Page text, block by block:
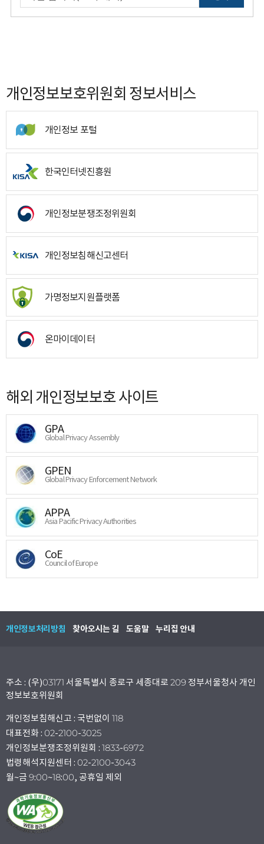
개인정보보호위원회 정보서비스
개인정보 포털
한국인터넷진흥원
개인정보분쟁조정위원회
개인정보침해신고센터
가명정보지원플랫폼
온마이데이터
해외 개인정보보호 사이트
GPA
Global Privacy Assembly
GPEN
Global Privacy Enforcement Network
APPA
Asia Pacific Privacy Authorities
CoE
Council of Europe
개인정보처리방침 찾아오시는 길 도움말 누리집 안내
주소 : (우)03171 서울특별시 종로구 세종대로 209 정부서울청사 개인
정보보호위원회
개인정보침해신고 : 국번없이 118
대표전화 : 02-2100-3025
개인정보분쟁조정위원회 : 1833-6972
법령해석지원센터 : 02-2100-3043
월~금 9:00~18:00, 공휴일 제외